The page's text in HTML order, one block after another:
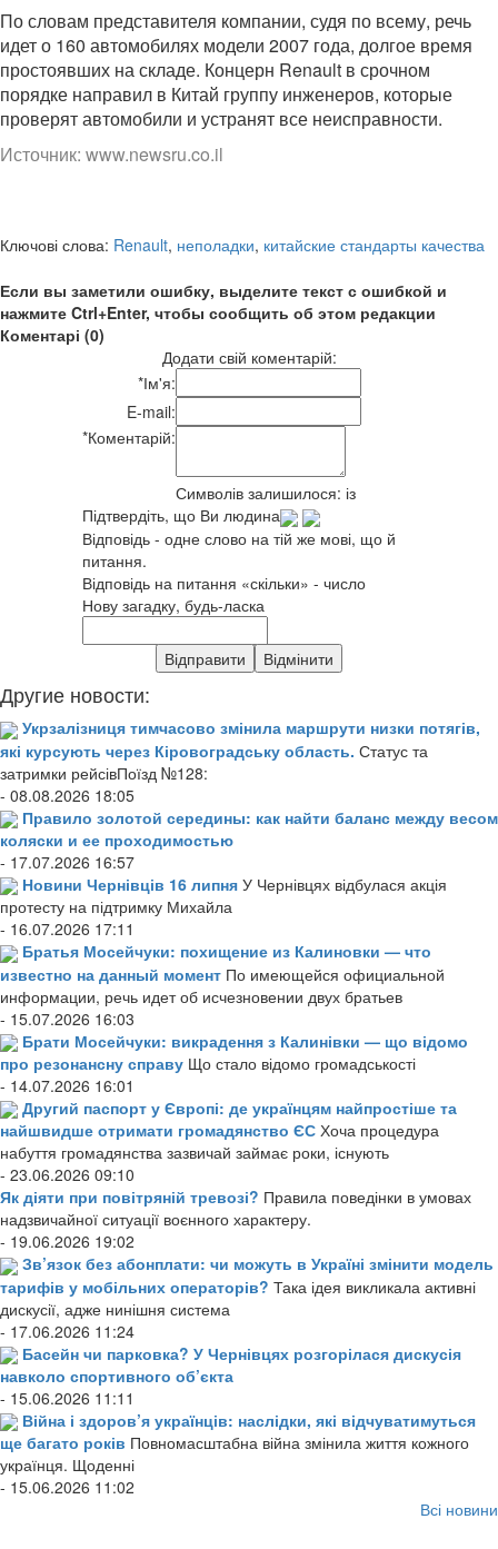
По словам представителя компании, судя по всему, речь
идет о 160 автомобилях модели 2007 года, долгое время
простоявших на складе. Концерн Renault в срочном
порядке направил в Китай группу инженеров, которые
проверят автомобили и устранят все неисправности.
Источник: www.newsru.co.il
Ключові слова: Renault, неполадки, китайские стандарты качества
Если вы заметили ошибку, выделите текст с ошибкой и
нажмите Ctrl+Enter, чтобы сообщить об этом редакции
Коментарі (0)
Додати свій коментарій:
*Ім'я:
E-mail:
*Коментарій:
Символів залишилося: із
Підтвердіть, що Ви людина
Відповідь - одне слово на тій же мові, що й
питання.
Відповідь на питання «скільки» - число
Нову загадку, будь-ласка
Другие новости:
Укрзалізниця тимчасово змінила маршрути низки потягів,
які курсують через Кіровоградську область. Статус та
затримки рейсівПоїзд №128:
- 08.08.2026 18:05
Правило золотой середины: как найти баланс между весом
коляски и ее проходимостью
- 17.07.2026 16:57
Новини Чернівців 16 липня У Чернівцях відбулася акція
протесту на підтримку Михайла
- 16.07.2026 17:11
Братья Мосейчуки: похищение из Калиновки — что
известно на данный момент По имеющейся официальной
информации, речь идет об исчезновении двух братьев
- 15.07.2026 16:03
Брати Мосейчуки: викрадення з Калинівки — що відомо
про резонансну справу Що стало відомо громадськості
- 14.07.2026 16:01
Другий паспорт у Європі: де українцям найпростіше та
найшвидше отримати громадянство ЄС Хоча процедура
набуття громадянства зазвичай займає роки, існують
- 23.06.2026 09:10
Як діяти при повітряній тревозі? Правила поведінки в умовах
надзвичайної ситуації воєнного характеру.
- 19.06.2026 19:02
Зв’язок без абонплати: чи можуть в Україні змінити модель
тарифів у мобільних операторів? Така ідея викликала активні
дискусії, адже нинішня система
- 17.06.2026 11:24
Басейн чи парковка? У Чернівцях розгорілася дискусія
навколо спортивного об’єкта
- 15.06.2026 11:11
Війна і здоров’я українців: наслідки, які відчуватимуться
ще багато років Повномасштабна війна змінила життя кожного
українця. Щоденні
- 15.06.2026 11:02
Всі новини